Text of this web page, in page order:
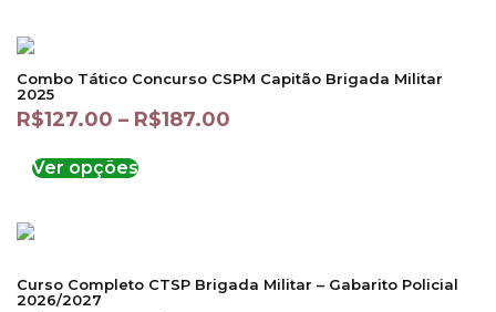
Combo Tático Concurso CSPM Capitão Brigada Militar
2025
R$127.00 – R$187.00
Ver opções
Curso Completo CTSP Brigada Militar – Gabarito Policial
2026/2027